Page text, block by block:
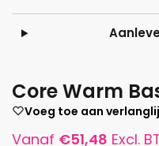
Core Warm
Voeg toe aan
Vanaf €51,48 Excl.